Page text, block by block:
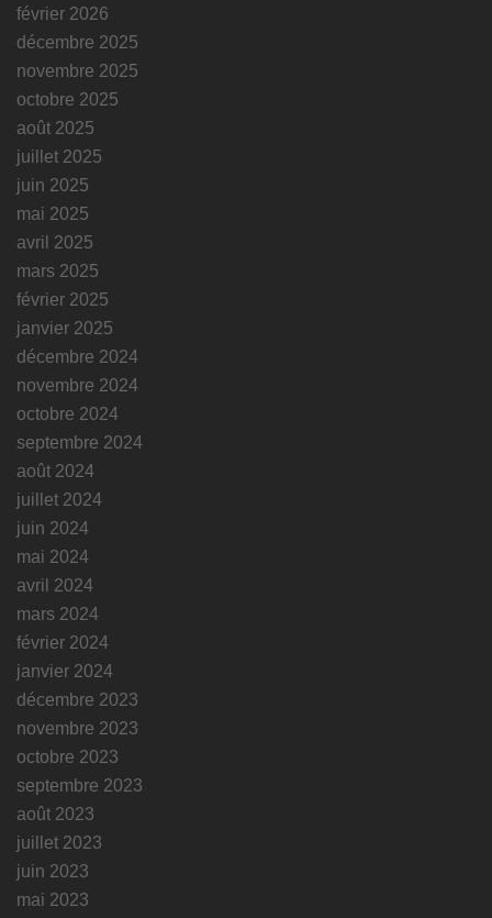
février 2026
décembre 2025
novembre 2025
octobre 2025
août 2025
juillet 2025
juin 2025
mai 2025
avril 2025
mars 2025
février 2025
janvier 2025
décembre 2024
novembre 2024
octobre 2024
septembre 2024
août 2024
juillet 2024
juin 2024
mai 2024
avril 2024
mars 2024
février 2024
janvier 2024
décembre 2023
novembre 2023
octobre 2023
septembre 2023
août 2023
juillet 2023
juin 2023
mai 2023